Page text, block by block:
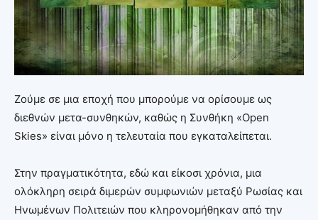
Ζούμε σε μια εποχή που μπορούμε να ορίσουμε ως
διεθνών μετα-συνθηκών, καθώς η Συνθήκη «Open
Skies» είναι μόνο η τελευταία που εγκαταλείπεται.
Στην πραγματικότητα, εδώ και είκοσι χρόνια, μια
ολόκληρη σειρά διμερών συμφωνιών μεταξύ Ρωσίας και
Ηνωμένων Πολιτειών που κληρονομήθηκαν από την